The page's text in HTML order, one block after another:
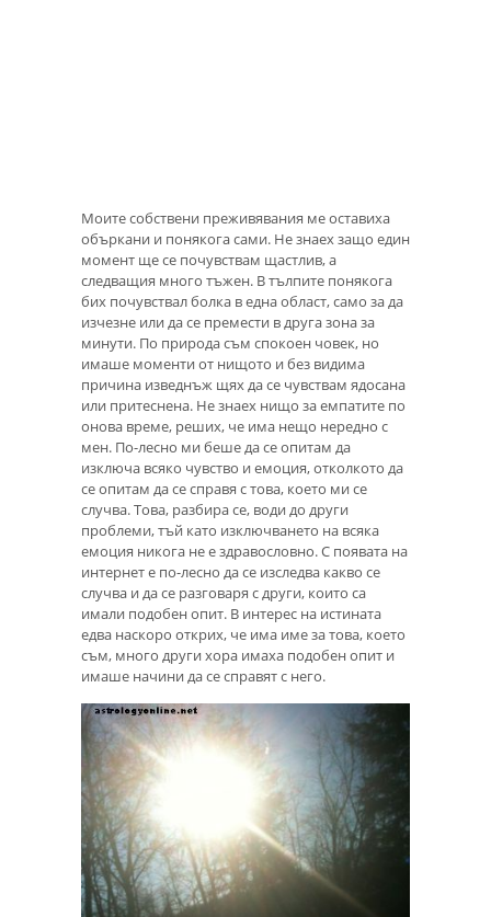
Моите собствени преживявания ме оставиха
объркани и понякога сами. Не знаех защо един
момент ще се почувствам щастлив, а
следващия много тъжен. В тълпите понякога
бих почувствал болка в една област, само за да
изчезне или да се премести в друга зона за
минути. По природа съм спокоен човек, но
имаше моменти от нищото и без видима
причина изведнъж щях да се чувствам ядосана
или притеснена. Не знаех нищо за емпатите по
онова време, реших, че има нещо нередно с
мен. По-лесно ми беше да се опитам да
изключа всяко чувство и емоция, отколкото да
се опитам да се справя с това, което ми се
случва. Това, разбира се, води до други
проблеми, тъй като изключването на всяка
емоция никога не е здравословно. С появата на
интернет е по-лесно да се изследва какво се
случва и да се разговаря с други, които са
имали подобен опит. В интерес на истината
едва наскоро открих, че има име за това, което
съм, много други хора имаха подобен опит и
имаше начини да се справят с него.